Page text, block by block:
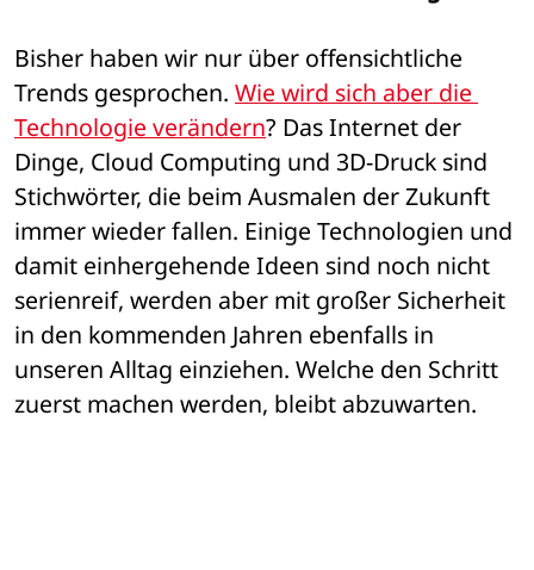
Bisher haben wir nur über offensichtliche
Trends gesprochen. Wie wird sich aber die
Technologie verändern? Das Internet der
Dinge, Cloud Computing und 3D-Druck sind
Stichwörter, die beim Ausmalen der Zukunft
immer wieder fallen. Einige Technologien und
damit einhergehende Ideen sind noch nicht
serienreif, werden aber mit großer Sicherheit
in den kommenden Jahren ebenfalls in
unseren Alltag einziehen. Welche den Schritt
zuerst machen werden, bleibt abzuwarten.